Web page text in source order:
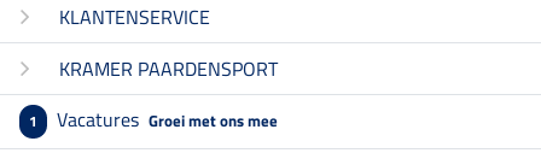
KLANTENSERVICE
KRAMER PAARDENSPORT
1 Vacatures Groei met ons mee